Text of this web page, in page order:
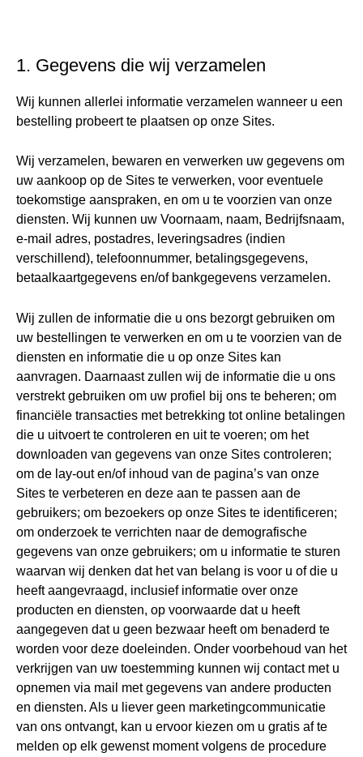
1. Gegevens die wij verzamelen
Wij kunnen allerlei informatie verzamelen wanneer u een
bestelling probeert te plaatsen op onze Sites.
Wij verzamelen, bewaren en verwerken uw gegevens om
uw aankoop op de Sites te verwerken, voor eventuele
toekomstige aanspraken, en om u te voorzien van onze
diensten. Wij kunnen uw Voornaam, naam, Bedrijfsnaam,
e-mail adres, postadres, leveringsadres (indien
verschillend), telefoonnummer, betalingsgegevens,
betaalkaartgegevens en/of bankgegevens verzamelen.
Wij zullen de informatie die u ons bezorgt gebruiken om
uw bestellingen te verwerken en om u te voorzien van de
diensten en informatie die u op onze Sites kan
aanvragen. Daarnaast zullen wij de informatie die u ons
verstrekt gebruiken om uw profiel bij ons te beheren; om
financiële transacties met betrekking tot online betalingen
die u uitvoert te controleren en uit te voeren; om het
downloaden van gegevens van onze Sites controleren;
om de lay-out en/of inhoud van de pagina’s van onze
Sites te verbeteren en deze aan te passen aan de
gebruikers; om bezoekers op onze Sites te identificeren;
om onderzoek te verrichten naar de demografische
gegevens van onze gebruikers; om u informatie te sturen
waarvan wij denken dat het van belang is voor u of die u
heeft aangevraagd, inclusief informatie over onze
producten en diensten, op voorwaarde dat u heeft
aangegeven dat u geen bezwaar heeft om benaderd te
worden voor deze doeleinden. Onder voorbehoud van het
verkrijgen van uw toestemming kunnen wij contact met u
opnemen via mail met gegevens van andere producten
en diensten. Als u liever geen marketingcommunicatie
van ons ontvangt, kan u ervoor kiezen om u gratis af te
melden op elk gewenst moment volgens de procedure